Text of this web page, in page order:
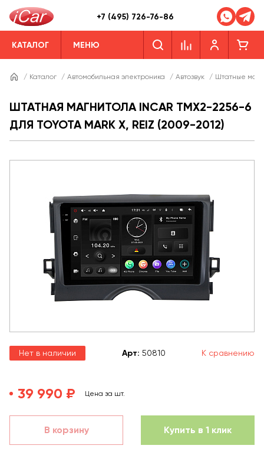
+7 (495) 726-76-86
КАТАЛОГ МЕНЮ
/ Каталог / Автомобильная электроника / Автозвук / Штатные
ШТАТНАЯ МАГНИТОЛА INCAR TMX2-2256-6
ДЛЯ TOYOTA MARK X, REIZ (2009-2012)
Нет в наличии Арт: 50810 К сравнению
39 990 ₽ Цена за шт.
В корзину Купить в 1 клик